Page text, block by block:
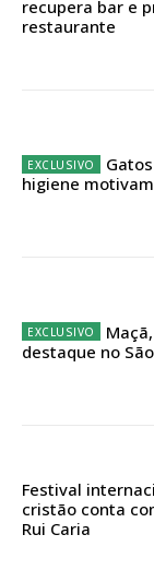
casa
Acesso
Acesso
Acesso
Acesso
recupera bar e
restaurante
higiene
destaque no
Festival
cristão conta
Rui Caria